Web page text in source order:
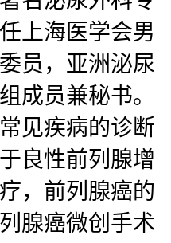
上海医学会男
员，亚洲泌尿
成员兼秘书。
见疾病的诊断
良性前列腺增
，前列腺癌的
腺癌微创手术